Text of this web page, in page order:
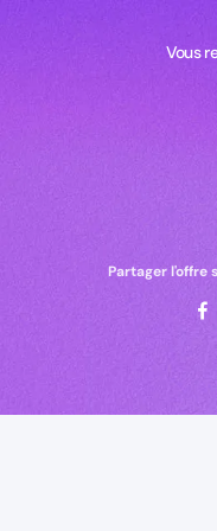
Vous
Vous recrutez
Partager l'offre